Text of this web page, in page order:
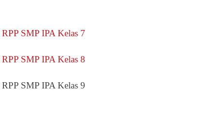
RPP SMP IPA Kelas 7
RPP SMP IPA Kelas 8
RPP SMP IPA Kelas 9